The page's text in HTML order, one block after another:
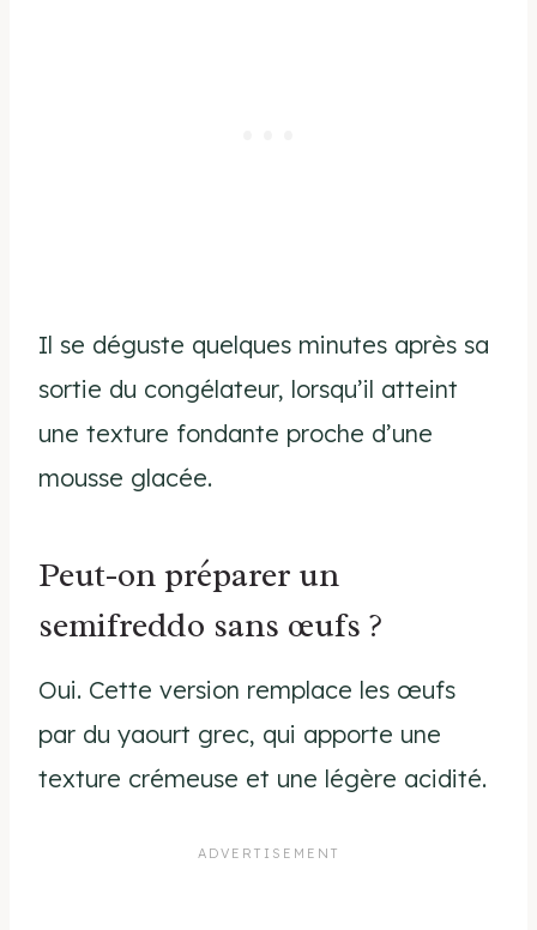
Il se déguste quelques minutes après sa
sortie du congélateur, lorsqu’il atteint
une texture fondante proche d’une
mousse glacée.
Peut-on préparer un
semifreddo sans œufs ?
Oui. Cette version remplace les œufs
par du yaourt grec, qui apporte une
texture crémeuse et une légère acidité.